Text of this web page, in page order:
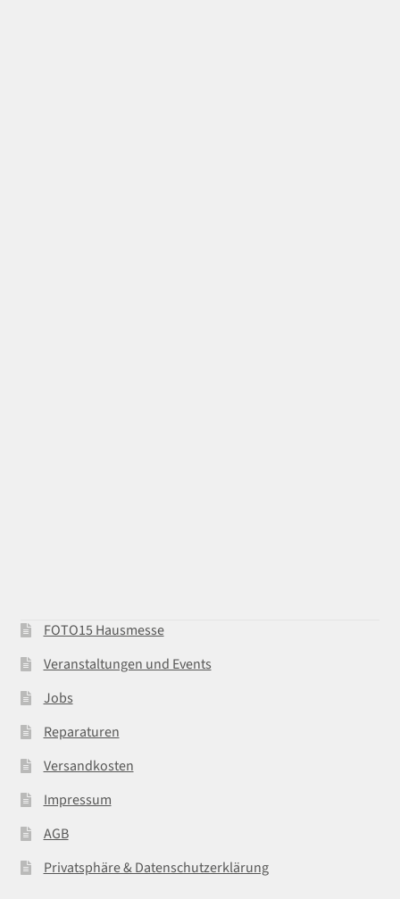
FOTO15 Hausmesse
Veranstaltungen und Events
Jobs
Reparaturen
Versandkosten
Impressum
AGB
Privatsphäre & Datenschutzerklärung